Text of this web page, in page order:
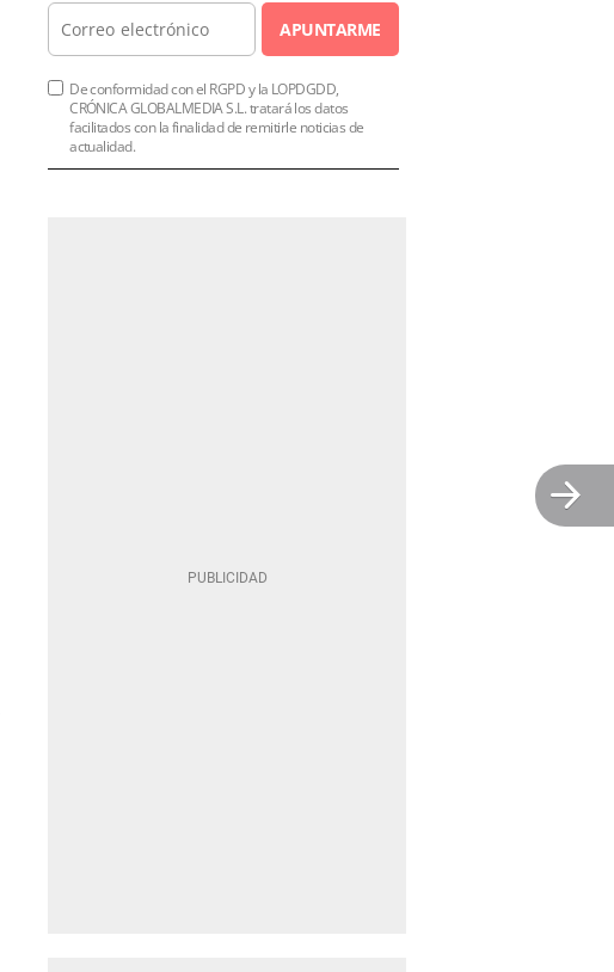
APUNTARME
De conformidad con el RGPD y la LOPDGDD,
CRÓNICA GLOBALMEDIA S.L. tratará los datos
facilitados con la finalidad de remitirle noticias de
actualidad.